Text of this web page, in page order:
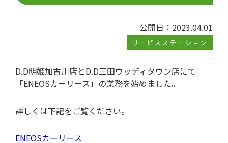
公開日：2023.04.01
サービスステーション
D.D明姫加古川店とD.D三田ウッディタウン店にて
「ENEOSカーリース」の業務を始めました。
詳しくは下記をご覧ください。
ENEOSカーリース